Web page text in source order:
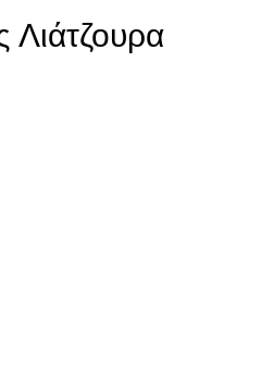
Λιάτζουρα